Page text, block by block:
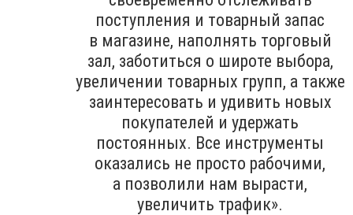
поступления и товарный запас
в магазине, наполнять торговый
зал, заботиться о широте выбора,
увеличении товарных групп, а также
заинтересовать и удивить новых
покупателей и удержать
постоянных. Все инструменты
оказались не просто рабочими,
а позволили нам вырасти,
увеличить трафик».